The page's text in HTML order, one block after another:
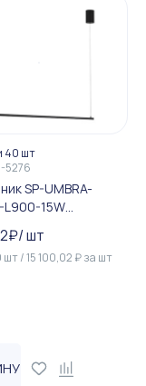
40 шт
5276
SP-UMBRA-
L900-15W
₽/шт
шт/15 100,02 ₽за шт